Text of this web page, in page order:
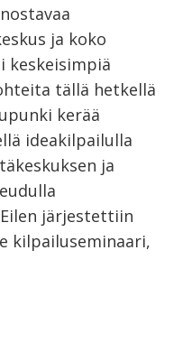
ja koko
keskeisimpiä
tällä hetkellä
kerää
ideakilpailulla
ja
järjestettiin
kilpailuseminaari,